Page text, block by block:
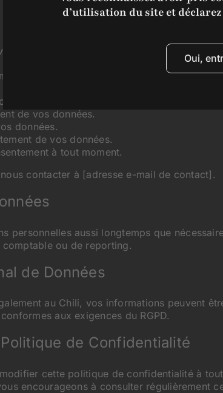
les droits suivants concernant vos
personnelles.
inexactes.
données.
de vos données.
données.
de vos données.
à tout moment.
contacter à [adresse e-mail de contact].
personnelles aussi longtemps que
ou de reporting.
de Données
au Chili, vos informations peuvent
aux exigences du RGPD.
de Confidentialité
cette politique de confidentialité à
encourageons à consulter
d’utilisation du site et
Oui,